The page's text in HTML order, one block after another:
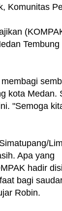
Komunitas
Tembung
kota Medan.
"Semoga
Apa yang
hadir
bagi
Robin.